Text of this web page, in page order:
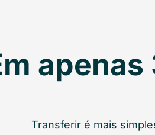
Transferir é mais